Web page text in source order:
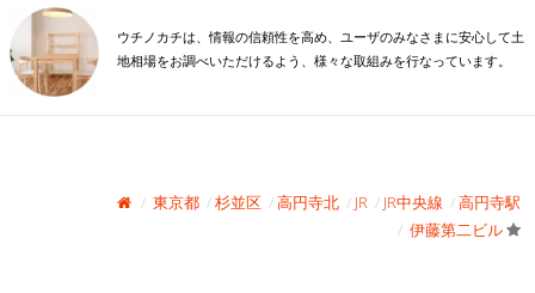
ウチノカチは、情報の信頼性を高め、ユーザのみなさまに安心して土
地相場をお調べいただけるよう、様々な取組みを行なっています。
東京都 杉並区 高円寺北 JR JR中央線
高円寺駅
伊藤第二ビル